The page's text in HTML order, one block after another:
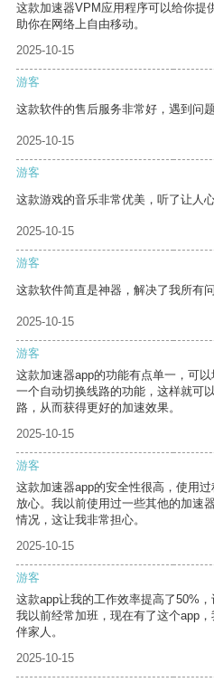
这款加速器VPM应用程序可以给你提
助你在网络上自由移动。
2025-10-15
游客
这款软件的售后服务非常好，遇到问
2025-10-15
游客
这款游戏的音乐非常优美，听了让人心
2025-10-15
游客
这款软件简直是神器，解决了我所有问
2025-10-15
游客
这款加速器app的功能有点单一，可
一个自动切换线路的功能，这样就可
路，从而获得更好的加速效果。
2025-10-15
游客
这款加速器app的安全性很高，使用
放心。我以前使用过一些其他的加速
情况，这让我非常担心。
2025-10-15
游客
这款app让我的工作效率提高了50%
我以前经常加班，现在有了这个app
伴家人。
2025-10-15